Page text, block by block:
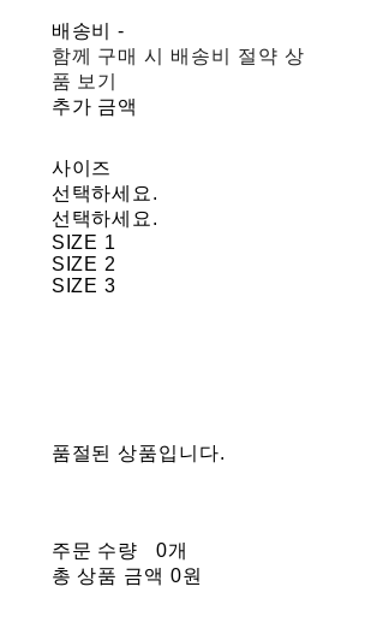
배송비-
함께 구매 시 배송비 절약 상
품 보기
추가 금액
사이즈
선택하세요.
선택하세요.
SIZE 1
SIZE 2
SIZE 3
품절된 상품입니다.
주문 수량
0개
총 상품 금액 0원